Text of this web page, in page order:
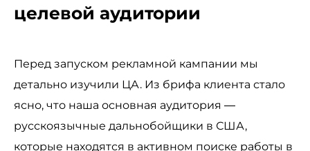
целевой аудитории
Перед запуском рекламной кампании мы
детально изучили ЦА. Из брифа клиента стало
ясно, что наша основная аудитория —
русскоязычные дальнобойщики в США,
которые находятся в активном поиске работы в